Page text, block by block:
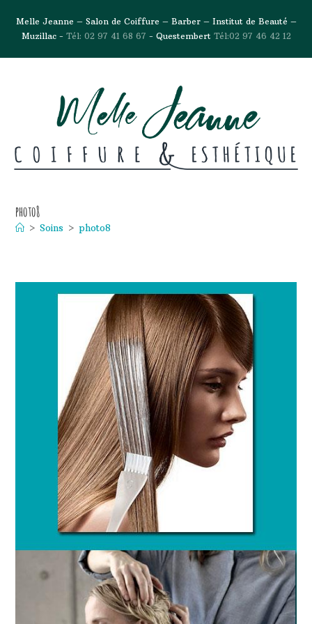
Melle Jeanne – Salon de Coiffure – Barber – Institut de Beauté –
Muzillac - Tél: 02 97 41 68 67 - Questembert Tél:02 97 46 42 12
photo8
> Soins > photo8